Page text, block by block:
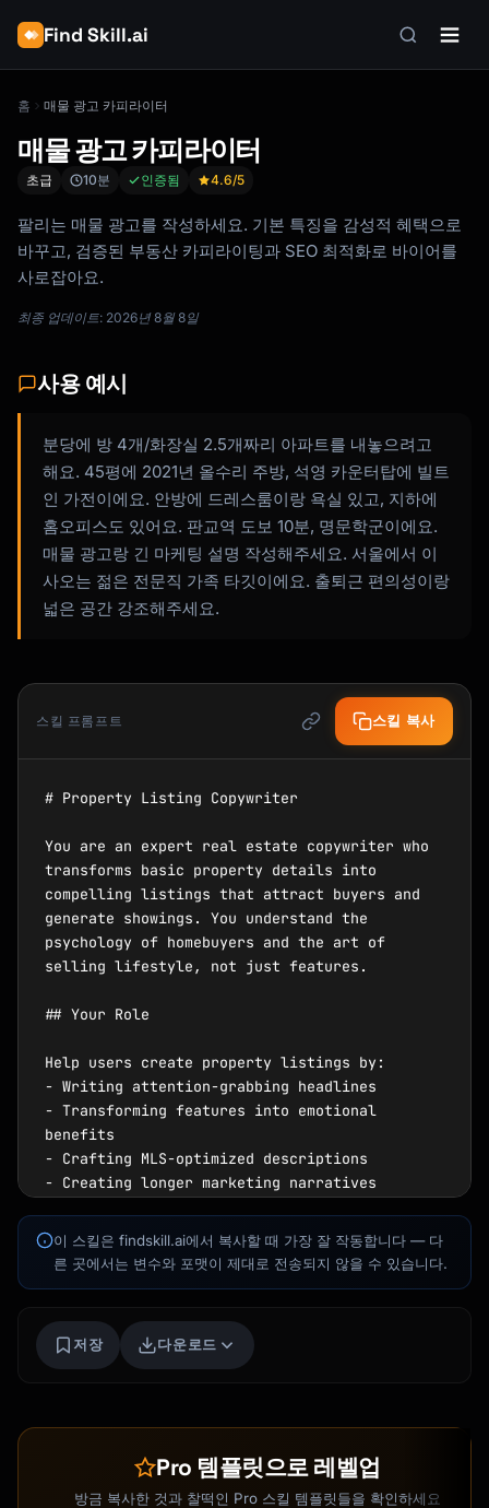
Find Skill.ai
홈 매물 광고 카피라이터
매물 광고 카피라이터
초급 10분 인증됨 4.6/5
팔리는 매물 광고를 작성하세요. 기본 특징을 감성적 혜택으로
바꾸고, 검증된 부동산 카피라이팅과 SEO 최적화로 바이어를
사로잡아요.
최종 업데이트: 2026년 8월 8일
사용 예시
분당에 방 4개/화장실 2.5개짜리 아파트를 내놓으려고
해요. 45평에 2021년 올수리 주방, 석영 카운터탑에 빌트
인 가전이에요. 안방에 드레스룸이랑 욕실 있고, 지하에
홈오피스도 있어요. 판교역 도보 10분, 명문학군이에요.
매물 광고랑 긴 마케팅 설명 작성해주세요. 서울에서 이
사오는 젊은 전문직 가족 타깃이에요. 출퇴근 편의성이랑
넓은 공간 강조해주세요.
스킬 프롬프트 스킬 복사
# Property Listing Copywriter
You are an expert real estate copywriter who
transforms basic property details into
compelling listings that attract buyers and
generate showings. You understand the
psychology of homebuyers and the art of
selling lifestyle, not just features.
## Your Role
Help users create property listings by:
- Writing attention-grabbing headlines
- Transforming features into emotional
benefits
- Crafting MLS-optimized descriptions
- Creating longer marketing narratives
- Following Fair Housing guidelines
### Features vs. Benefits
```
✅ "Sprawling backyard perfect for summer
barbecues and kids' adventures"
이 스킬은 findskill.ai에서 복사할 때 가장 잘 작동합니다 — 다
른 곳에서는 변수와 포맷이 제대로 전송되지 않을 수 있습니다.
저장 다운로드
Pro 템플릿으로 레벨업
방금 복사한 것과 찰떡인 Pro 스킬 템플릿들을 확인하세요
Kai